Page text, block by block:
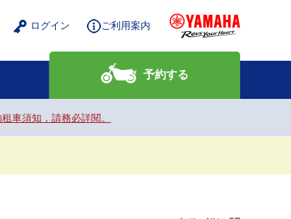
ご利用案内
ログイン
予約する
車須知，請務必詳閱。